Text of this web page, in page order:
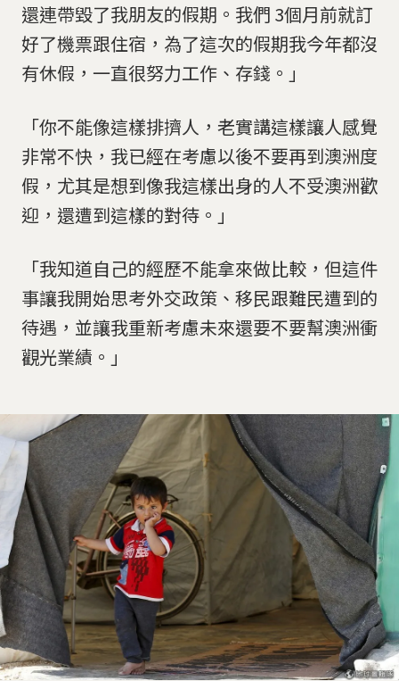
還連帶毀了我朋友的假期。我們 3個月前就訂
好了機票跟住宿，為了這次的假期我今年都沒
有休假，一直很努力工作、存錢。」
「你不能像這樣排擠人，老實講這樣讓人感覺
非常不快，我已經在考慮以後不要再到澳洲度
假，尤其是想到像我這樣出身的人不受澳洲歡
迎，還遭到這樣的對待。」
「我知道自己的經歷不能拿來做比較，但這件
事讓我開始思考外交政策、移民跟難民遭到的
待遇，並讓我重新考慮未來還要不要幫澳洲衝
觀光業績。」